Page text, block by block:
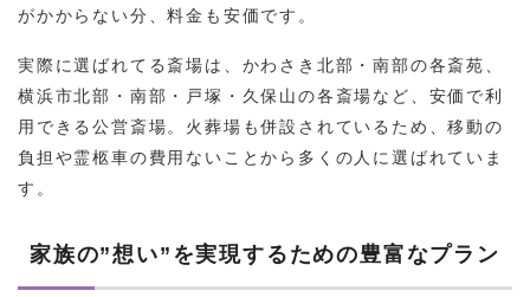
がかからない分、料金も安価です。
実際に選ばれてる斎場は、かわさき北部・南部の各斎苑、
横浜市北部・南部・戸塚・久保山の各斎場など、安価で利
用できる公営斎場。火葬場も併設されているため、移動の
負担や霊柩車の費用ないことから多くの人に選ばれていま
す。
家族の”想い”を実現するための豊富なプラン